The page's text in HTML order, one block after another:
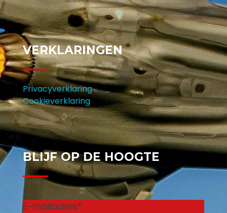
VERKLARINGEN
Privacyverklaring
Cookieverklaring
BLIJF OP DE HOOGTE
E-mailadres*